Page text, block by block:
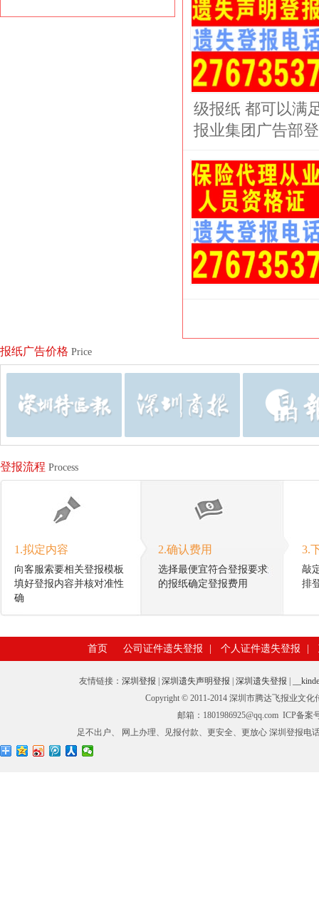
级报纸 都可以满
报业集团广告部
报纸广告价格 Price
登报流程 Process
1.拟定内容
向客服索要相关登报模板
填好登报内容并核对准性
确
2.确认费用
选择最便宜符合登报要求
的报纸确定登报费用
3.
敲
排
首页 公司证件遗失登报 个人证件遗失登报
友情链接： 深圳登报 深圳遗失声明登报 深圳遗失登报
Copyright © 2011-2014 深圳市腾达飞报业文
邮箱：1801986925@qq.com ICP备案
足不出户、 网上办理、见报付款、更安全、更放心 深圳登报电